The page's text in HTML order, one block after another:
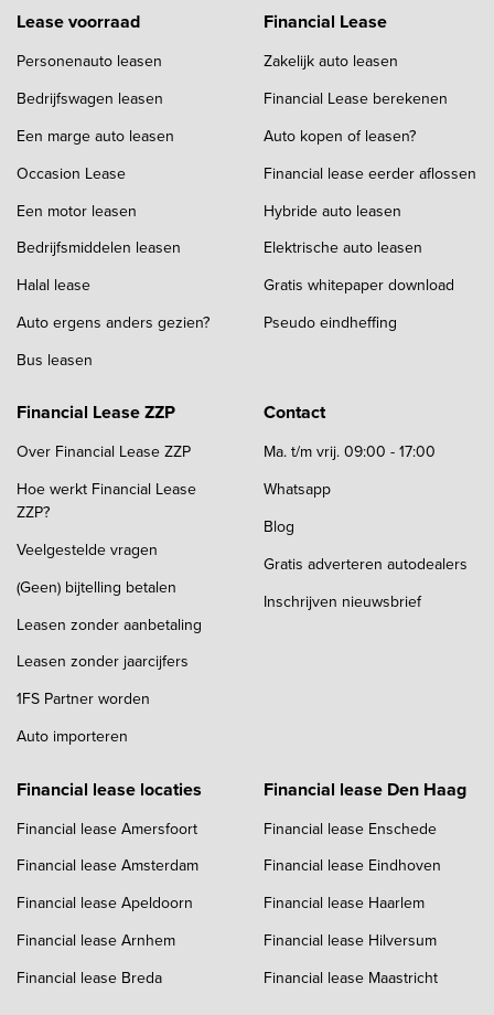
Lease voorraad
Personenauto leasen
Bedrijfswagen leasen
Een marge auto leasen
Occasion Lease
Een motor leasen
Bedrijfsmiddelen leasen
Halal lease
Auto ergens anders gezien?
Bus leasen
Financial Lease
Zakelijk auto leasen
Financial Lease berekenen
Auto kopen of leasen?
Financial lease eerder aflossen
Hybride auto leasen
Elektrische auto leasen
Gratis whitepaper download
Pseudo eindheffing
Financial Lease ZZP
Over Financial Lease ZZP
Hoe werkt Financial Lease
ZZP?
Veelgestelde vragen
(Geen) bijtelling betalen
Leasen zonder aanbetaling
Leasen zonder jaarcijfers
1FS Partner worden
Auto importeren
Contact
Ma. t/m vrij. 09:00 - 17:00
Whatsapp
Blog
Gratis adverteren autodealers
Inschrijven nieuwsbrief
Financial lease locaties
Financial lease Amersfoort
Financial lease Amsterdam
Financial lease Apeldoorn
Financial lease Arnhem
Financial lease Breda
Financial lease Den Haag
Financial lease Enschede
Financial lease Eindhoven
Financial lease Haarlem
Financial lease Hilversum
Financial lease Maastricht